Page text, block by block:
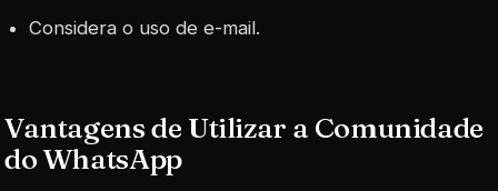
Considera o uso de e-mail.
Vantagens de Utilizar a Comunidade
do WhatsApp